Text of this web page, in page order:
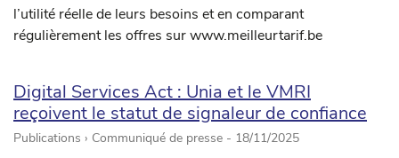
l’utilité réelle de leurs besoins et en comparant
régulièrement les offres sur www.meilleurtarif.be
Digital Services Act : Unia et le VMRI
reçoivent le statut de signaleur de confiance
Publications › Communiqué de presse - 18/11/2025